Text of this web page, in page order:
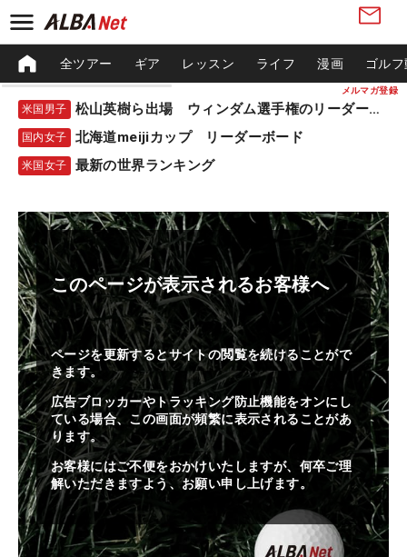
メルマガ登録
全ツアー ギア レッスン ライフ 漫画 ゴル
米国男子 松山英樹ら出場 ウィンダム選手権のリーダーボード
国内女子 北海道meijiカップ リーダーボード
米国女子 最新の世界ランキング
このページが表示されるお客様へ
ページを更新するとサイトの閲覧を続けることがで
きます。
広告ブロッカーやトラッキング防止機能をオンにし
ている場合、この画面が頻繁に表示されることがあ
ります。
お客様にはご不便をおかけいたしますが、何卒ご理
解いただきますよう、お願い申し上げます。